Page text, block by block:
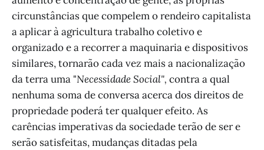
circunstâncias que compelem o rendeiro capitalista
a aplicar à agricultura trabalho coletivo e
organizado e a recorrer a maquinaria e dispositivos
similares, tornarão cada vez mais a nacionalização
da terra uma "Necessidade Social", contra a qual
nenhuma soma de conversa acerca dos direitos de
propriedade poderá ter qualquer efeito. As
carências imperativas da sociedade terão de ser e
serão satisfeitas, mudanças ditadas pela